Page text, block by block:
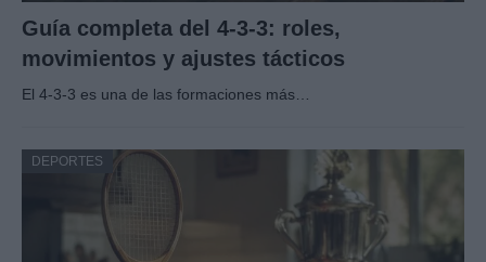
Guía completa del 4-3-3: roles,
movimientos y ajustes tácticos
El 4-3-3 es una de las formaciones más…
DEPORTES